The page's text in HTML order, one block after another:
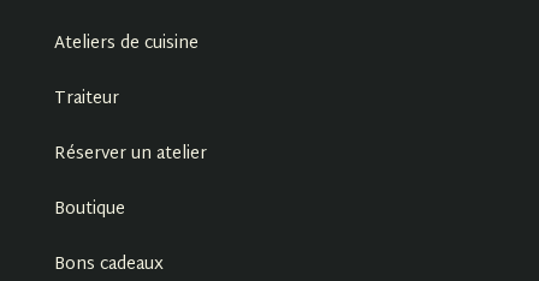
Ateliers de cuisine
Traiteur
Réserver un atelier
Boutique
Bons cadeaux